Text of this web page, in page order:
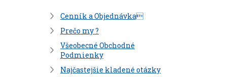
Cenník a Objednávka
Prečo my ?
Všeobecné Obchodné
Podmienky
Najčastejšie kladené otázky